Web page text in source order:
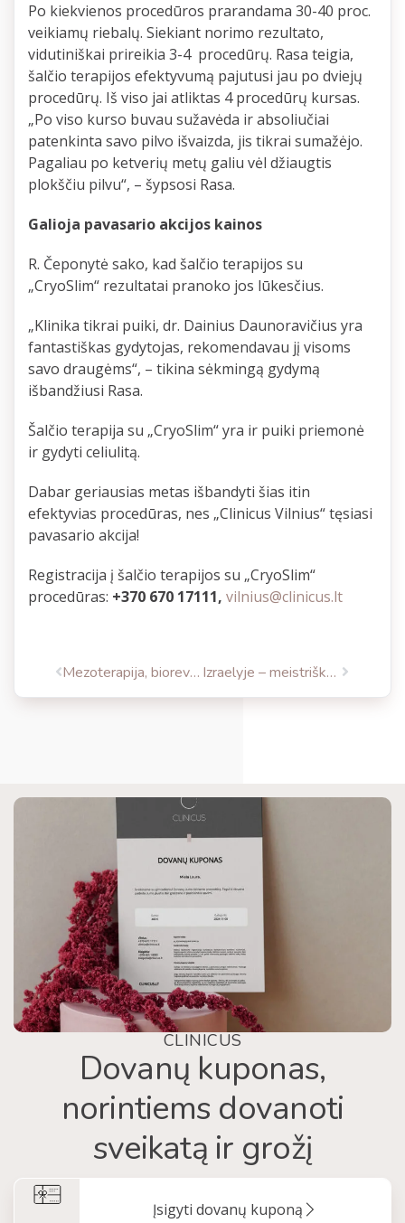
Po kiekvienos procedūros prarandama 30-40 proc.
veikiamų riebalų. Siekiant norimo rezultato,
vidutiniškai prireikia 3-4 procedūrų. Rasa teigia,
šalčio terapijos efektyvumą pajutusi jau po dviejų
procedūrų. Iš viso jai atliktas 4 procedūrų kursas.
„Po viso kurso buvau sužavėda ir absoliučiai
patenkinta savo pilvo išvaizda, jis tikrai sumažėjo.
Pagaliau po ketverių metų galiu vėl džiaugtis
plokščiu pilvu“, – šypsosi Rasa.
Galioja pavasario akcijos kainos
R. Čeponytė sako, kad šalčio terapijos su
„CryoSlim“ rezultatai pranoko jos lūkesčius.
„Klinika tikrai puiki, dr. Dainius Daunoravičius yra
fantastiškas gydytojas, rekomendavau jį visoms
savo draugėms“, – tikina sėkmingą gydymą
išbandžiusi Rasa.
Šalčio terapija su „CryoSlim“ yra ir puiki priemonė
ir gydyti celiulitą.
Dabar geriausias metas išbandyti šias itin
efektyvias procedūras, nes „Clinicus Vilnius“ tęsiasi
pavasario akcija!
Registracija į šalčio terapijos su „CryoSlim“
procedūras: +370 670 17111, vilnius@clinicus.lt
Mezoterapija, biorevitalizacija ir karboksiterapija. Kokie skirtumai ir kada kurią procedūrą rinktis? Izraelyje – meistriškumo mokymai su unikalių krūtų implantų išradėju dr. Jacky Govrin
CLINICUS
Dovanų kuponas,
norintiems dovanoti
sveikatą ir grožį
Įsigyti dovanų kuponą